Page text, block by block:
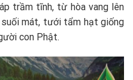
trầm tĩnh, từ hòa vang lên
mát, tưới tẩm hạt giống
con Phật.